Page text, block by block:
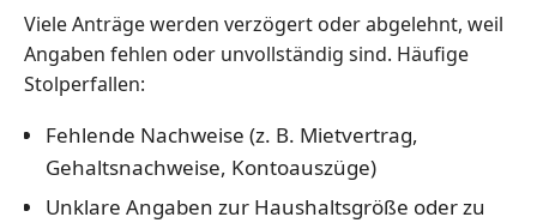
Viele Anträge werden verzögert oder abgelehnt, weil
Angaben fehlen oder unvollständig sind. Häufige
Stolperfallen:
Fehlende Nachweise (z. B. Mietvertrag,
Gehaltsnachweise, Kontoauszüge)
Unklare Angaben zur Haushaltsgröße oder zu